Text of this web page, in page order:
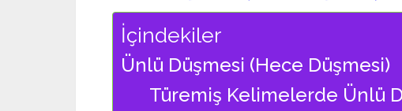
İçindekiler
Ünlü Düşmesi (Hece Düşmesi)
Türemiş Kelimelerde Ünlü